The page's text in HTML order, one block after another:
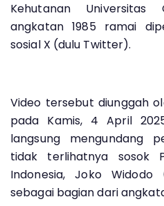
Kehutanan
angkatan 1985 ramai
sosial X (dulu Twitter).
Video tersebut diunggah
pada Kamis, 4 April
langsung mengundang
tidak terlihatnya sosok
Indonesia, Joko
sebagai bagian dari